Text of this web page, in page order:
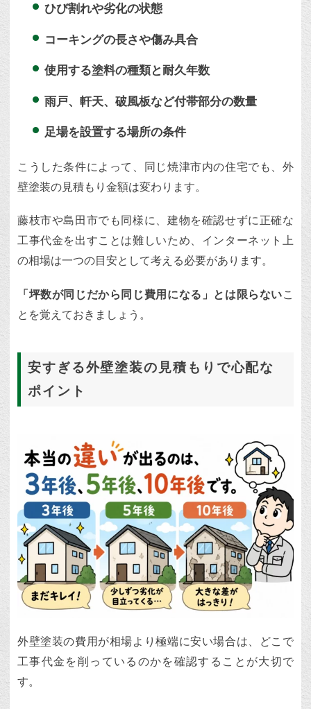
ひび割れや劣化の状態
コーキングの長さや傷み具合
使用する塗料の種類と耐久年数
雨戸、軒天、破風板など付帯部分の数量
足場を設置する場所の条件
こうした条件によって、同じ焼津市内の住宅でも、外
壁塗装の見積もり金額は変わります。
藤枝市や島田市でも同様に、建物を確認せずに正確な
工事代金を出すことは難しいため、インターネット上
の相場は一つの目安として考える必要があります。
「坪数が同じだから同じ費用になる」とは限らないこ
とを覚えておきましょう。
安すぎる外壁塗装の見積もりで心配な
ポイント
外壁塗装の費用が相場より極端に安い場合は、どこで
工事代金を削っているのかを確認することが大切で
す。